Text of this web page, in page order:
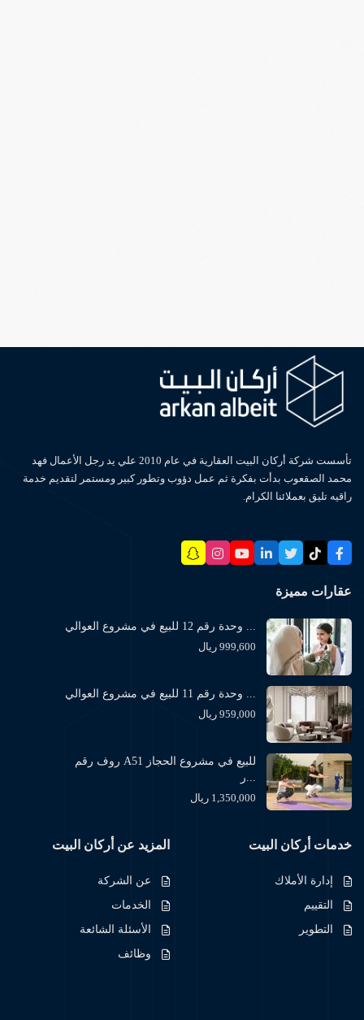
تأسست شركة أركان البيت العقارية في عام 2010 علي يد رجل الأعمال فهد
محمد الصقعوب بدأت بفكرة ثم عمل دؤوب وتطور كبير ومستمر لتقديم خدمة
راقيه تليق بعملائنا الكرام.
عقارات مميزة
999,600 ريال
959,000 ريال
روف رقم A51 للبيع في مشروع الحجاز
1,350,000 ريال
المزيد عن أركان البيت
عن الشركة
الخدمات
الأسئلة الشائعة
وظائف
خدمات أركان البيت
إدارة الأملاك
التقييم
التطوير